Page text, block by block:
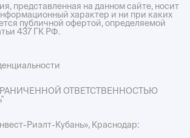
представленная на данном сайте, носит
характер и ни при каких
публичной офертой, определяемой
437 ГК РФ.
ОТВЕТСТВЕННОСТЬЮ
Риэлт-Кубань», Краснодар: